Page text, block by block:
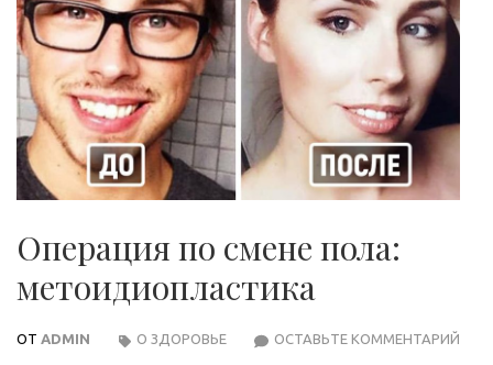
Операция по смене пола:
метоидиопластика
ОТ ADMIN ОСТАВЬТЕ КОММЕНТАРИЙ
О ЗДОРОВЬЕ